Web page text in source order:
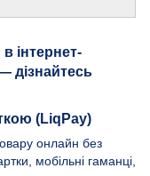
(LiqPay)
онлайн без
мобільні гаманці,